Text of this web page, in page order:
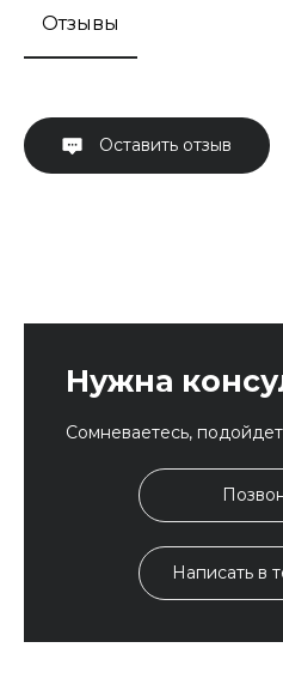
Отзывы
Оставить отзыв
Нужна
Сомневаетесь,
Написать в